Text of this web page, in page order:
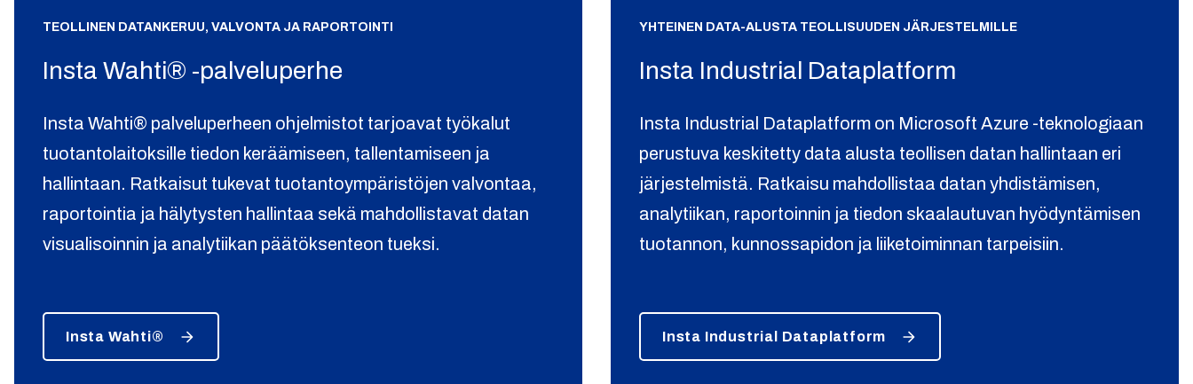
TEOLLINEN DATANKERUU, VALVONTA JA RAPORTOINTI
Insta Wahti® -palveluperhe
Insta Wahti® palveluperheen ohjelmistot tarjoavat työkalut
tuotantolaitoksille tiedon keräämiseen, tallentamiseen ja
hallintaan. Ratkaisut tukevat tuotantoympäristöjen valvontaa,
raportointia ja hälytysten hallintaa sekä mahdollistavat datan
visualisoinnin ja analytiikan päätöksenteon tueksi.
Insta Wahti®
YHTEINEN DATA-ALUSTA TEOLLISUUDEN JÄRJESTELMILLE
Insta Industrial Dataplatform
Insta Industrial Dataplatform on Microsoft Azure -teknologiaan
perustuva keskitetty data alusta teollisen datan hallintaan eri
järjestelmistä. Ratkaisu mahdollistaa datan yhdistämisen,
analytiikan, raportoinnin ja tiedon skaalautuvan hyödyntämisen
tuotannon, kunnossapidon ja liiketoiminnan tarpeisiin.
Insta Industrial Dataplatform